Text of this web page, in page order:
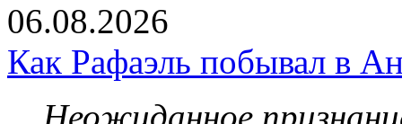
06.08.2026
Как Рафаэль побывал в